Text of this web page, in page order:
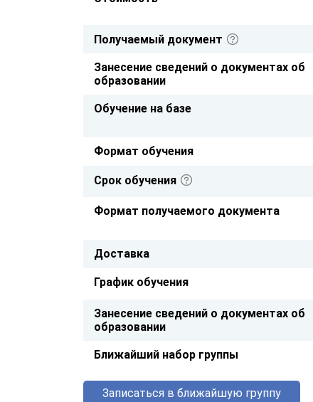
Получаемый документ
Занесение сведений о документах об
образовании
Обучение на базе
Формат обучения
Срок обучения
Формат получаемого документа
Доставка
График обучения
Занесение сведений о документах об
образовании
Ближайший набор группы
Записаться в ближайшую группу